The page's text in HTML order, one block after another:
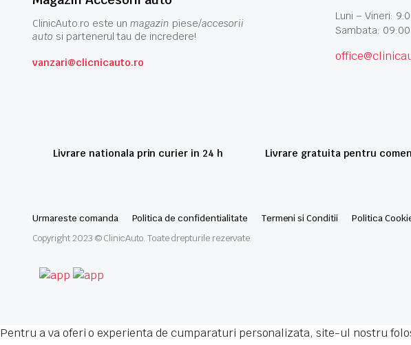
ClinicAuto.ro este unmagazin piese/accesorii
auto si partenerul tau de incredere!
vanzari@clicnicauto.ro
Luni – Vineri:
Sambata:
Livrare nationala prin curier in 24 h Livrare gratuita pentru
Urmareste comanda Politica de confidentialitate Termeni si Conditii
Politica
Copyright 2023 © ClinicAuto. Toate drepturile rezervate.
Pentru a va oferi o experienta de cumparaturi personalizata, site-ul nostru